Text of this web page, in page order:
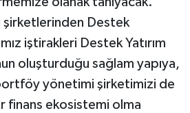
şirketlerinden Destek
iştirakleri Destek Yatırım
oluşturduğu sağlam yapıya,
yönetimi şirketimizi de
finans ekosistemi olma